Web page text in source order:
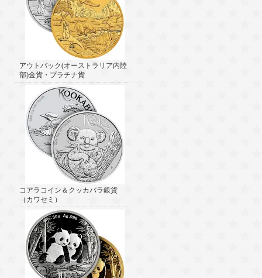
アウトバック(オーストラリア内陸
部)金貨・プラチナ貨
コアラコイン＆クッカバラ銀貨
（カワセミ）